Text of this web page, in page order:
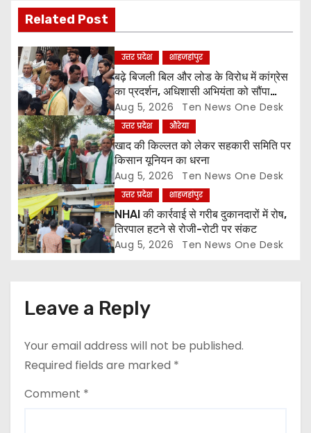
g
a
t
i
o
n
Related Post
उत्तर प्रदेश शाहजहांपुर
बढ़े बिजली बिल और लोड के विरोध में कांग्रेस
का प्रदर्शन, अधिशासी अभियंता को सौंपा
ज्ञापन
Aug 5, 2026 Ten News One Desk
उत्तर प्रदेश औरेया
खाद की किल्लत को लेकर सहकारी समिति पर
किसान यूनियन का धरना
Aug 5, 2026 Ten News One Desk
उत्तर प्रदेश शाहजहांपुर
NHAI की कार्रवाई से गरीब दुकानदारों में रोष,
तिरपाल हटने से रोजी-रोटी पर संकट
Aug 5, 2026 Ten News One Desk
Leave a Reply
Your email address will not be published.
Required fields are marked *
Comment *